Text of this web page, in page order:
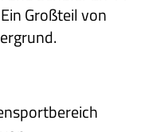
Großteil von